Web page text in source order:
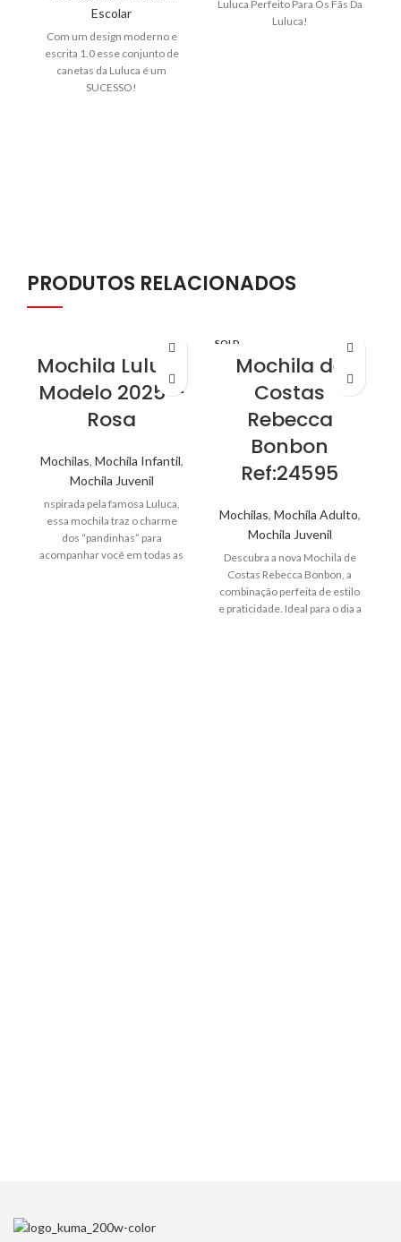
Escolar
Com um design moderno e
escrita 1.0 esse conjunto de
canetas da Luluca é um
SUCESSO!
Luluca Perfeito Para Os Fãs Da
Luluca!
PRODUTOS RELACIONADOS
Mochila Luluca
Modelo 2025 –
Rosa
Mochilas, Mochila Infantil,
Mochila Juvenil
nspirada pela famosa Luluca,
essa mochila traz o charme
dos “pandinhas” para
acompanhar você em todas as
SOLD
Mochila de
Costas
Rebecca
Bonbon
Ref:24595
Mochilas, Mochila Adulto,
Mochila Juvenil
Descubra a nova Mochila de
Costas Rebecca Bonbon, a
combinação perfeita de estilo
e praticidade. Ideal para o dia a